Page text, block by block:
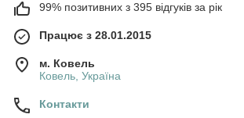
99% позитивних з 395 відгуків за рік
Працює з 28.01.2015
м. Ковель
Ковель, Україна
Контакти